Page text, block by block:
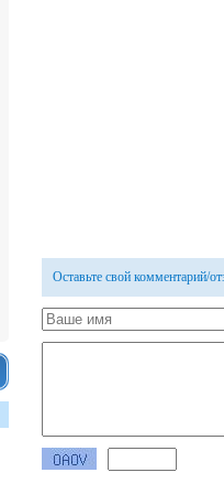
Оставьте свой комментарий/